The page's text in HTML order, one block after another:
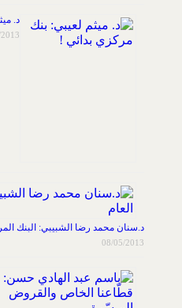
د.
د.سنان محمد رضا الشبيبي: البنك
08/05/2013